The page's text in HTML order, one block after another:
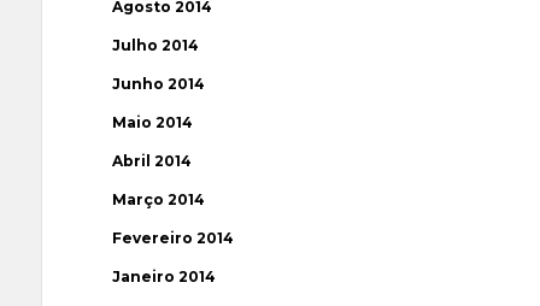
Agosto 2014
Julho 2014
Junho 2014
Maio 2014
Abril 2014
Março 2014
Fevereiro 2014
Janeiro 2014